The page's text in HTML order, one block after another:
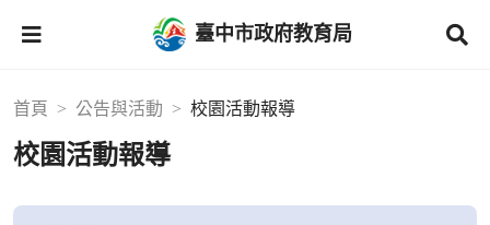
臺中市政府教育局
首頁 公告與活動 校園活動報導
校園活動報導